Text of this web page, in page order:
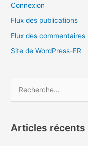
Connexion
Flux des publications
Flux des commentaires
Site de WordPress-FR
h
Articles récents